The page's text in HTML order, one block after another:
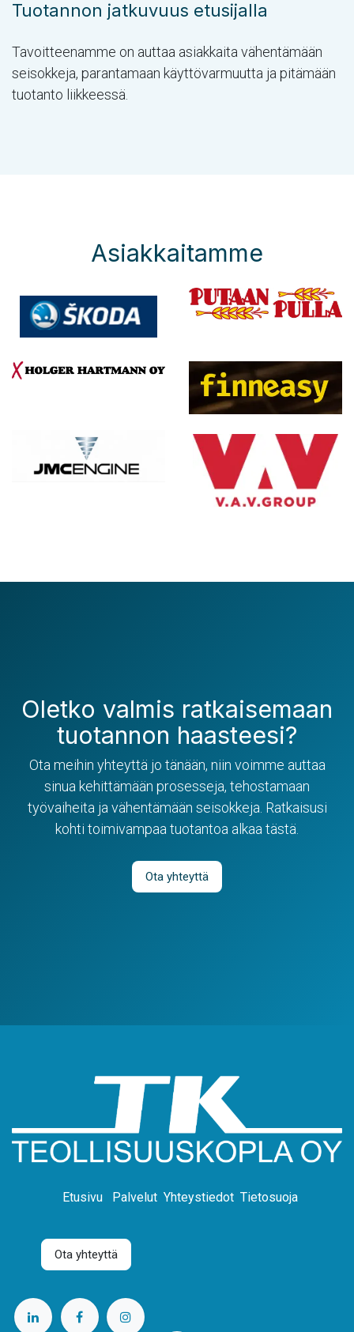
Tuotannon jatkuvuus etusijalla
Tavoitteenamme on auttaa asiakkaita vähentämään
seisokkeja, parantamaan käyttövarmuutta ja pitämään
tuotanto liikkeessä.
Asiakkaitamme
Oletko valmis ratkaisemaan
tuotannon haasteesi?
Ota meihin yhteyttä jo tänään, niin voimme auttaa
sinua kehittämään prosesseja, tehostamaan
työvaiheita ja vähentämään seisokkeja. Ratkaisusi
kohti toimivampaa tuotantoa alkaa tästä.
Ota yhteyttä
Etusivu Palvelut Yhteystiedot Tietosuoja
Ota yhteyttä